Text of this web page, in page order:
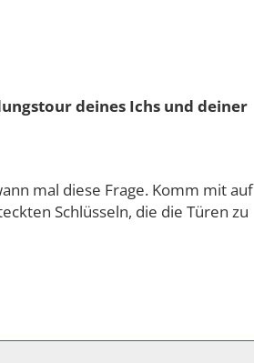
deines Ichs und deiner
mal diese Frage. Komm mit auf
Schlüsseln, die die Türen zu